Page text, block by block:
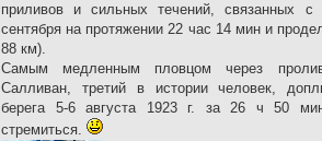
приливов и сильных течений, связанных
сентября на протяжении 22 час 14 мин и
88 км).
Самым медленным пловцом через
Салливан, третий в истории человек,
берега 5-6 августа 1923 г. за 26 ч 50
стремиться.